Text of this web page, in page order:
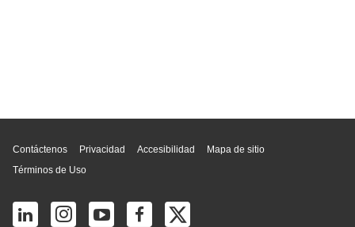
Contáctenos Privacidad Accesibilidad
Mapa de sitio
Términos de Uso